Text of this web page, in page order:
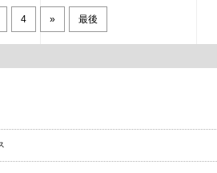
イ
ピューターについて
2023年11月30日
4 » 最後